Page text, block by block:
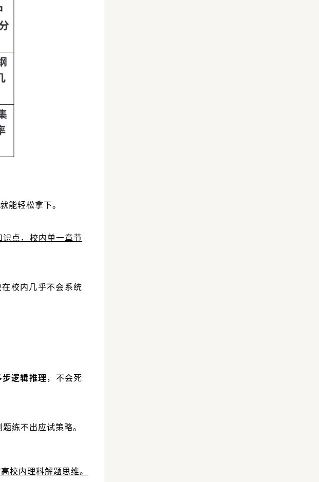
能轻松拿下。
点，校内单一章节
校内几乎不会系统
逻辑推理，不会死
练不出应试策略。
校内理科解题思维。